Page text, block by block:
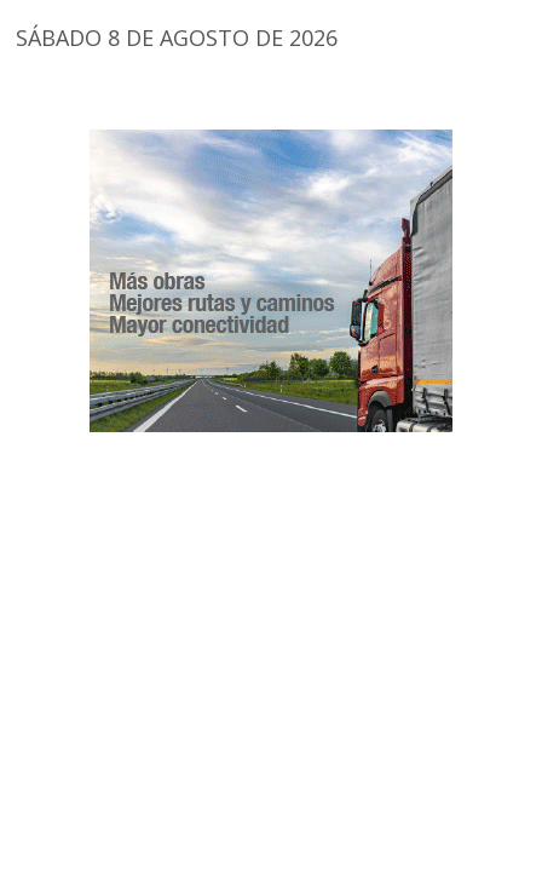
SÁBADO 8 DE AGOSTO DE 2026